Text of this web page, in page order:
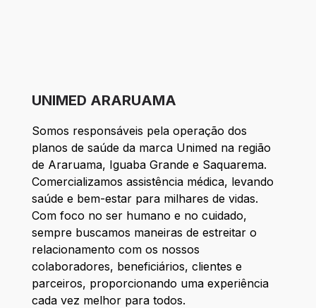
UNIMED ARARUAMA
Somos responsáveis pela operação dos
planos de saúde da marca Unimed na região
de Araruama, Iguaba Grande e Saquarema.
Comercializamos assistência médica, levando
saúde e bem-estar para milhares de vidas.
Com foco no ser humano e no cuidado,
sempre buscamos maneiras de estreitar o
relacionamento com os nossos
colaboradores, beneficiários, clientes e
parceiros, proporcionando uma experiência
cada vez melhor para todos.